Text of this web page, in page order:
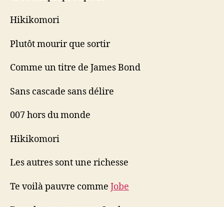
Hikikomori
Plutôt mourir que sortir
Comme un titre de James Bond
Sans cascade sans délire
007 hors du monde
Hikikomori
Les autres sont une richesse
Te voilà pauvre comme Jobe